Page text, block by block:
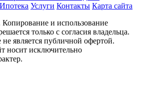
Ипотека Услуги Контакты Карта сайта
и использование
только с согласия владельца.
является публичной офертой.
носит исключительно